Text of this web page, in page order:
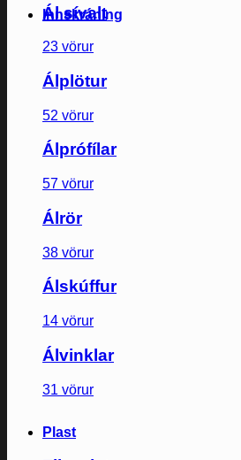
Innskráning
Ál sívalt
23 vörur
Álplötur
52 vörur
Álprófílar
57 vörur
Álrör
38 vörur
Álskúffur
14 vörur
Álvinklar
31 vörur
Plast